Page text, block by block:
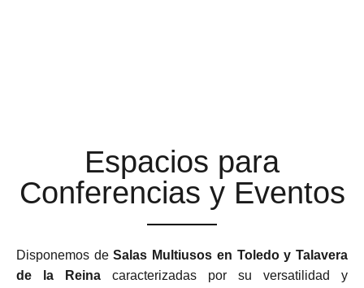
Espacios para
Conferencias y Eventos
Disponemos deSalas Multiusos en Toledo y Talavera
de la Reina caracterizadas por su versatilidad y